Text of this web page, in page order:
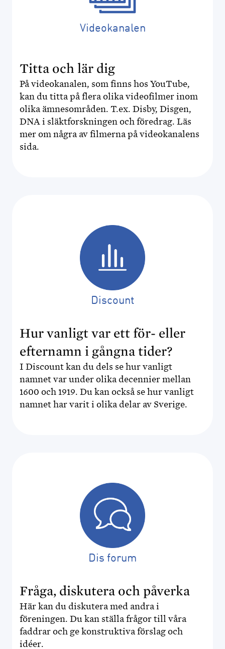
Videokanalen
Titta och lär dig
På videokanalen, som finns hos YouTube,
kan du titta på flera olika videofilmer inom
olika ämnesområden. T.ex. Disby, Disgen,
DNA i släktforskningen och föredrag. Läs
mer om några av filmerna på videokanalens
sida.
Discount
Hur vanligt var ett för- eller
efternamn i gångna tider?
I Discount kan du dels se hur vanligt
namnet var under olika decennier mellan
1600 och 1919. Du kan också se hur vanligt
namnet har varit i olika delar av Sverige.
Dis forum
Fråga, diskutera och påverka
Här kan du diskutera med andra i
föreningen. Du kan ställa frågor till våra
faddrar och ge konstruktiva förslag och
idéer.